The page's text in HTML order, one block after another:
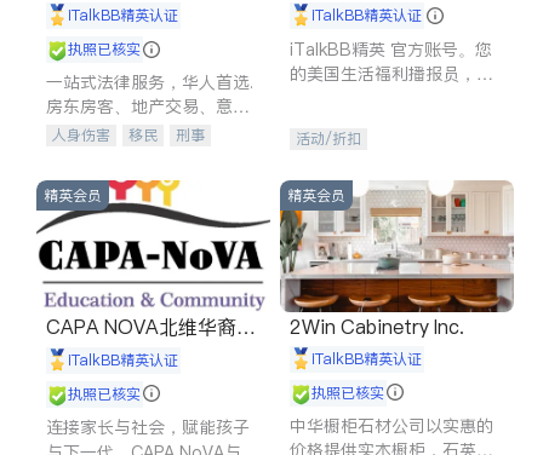
iTalkBB精英认证
执照已核实
一站式法律服务，华人首选.
房东房客、地产交易、意外
伤害、车祸重伤、商业诉
建筑合同、刑事案件全包办
人身伤害 移民
刑事
信托/遗嘱
商业
索赔
律师-其它 保释
iTalkBB精英认证
iTalkBB精英 官方账号。您
的美国生活福利播报员，精
专属福利。
活动/折扣
精英会员
CAPA NOVA北维华裔家
长会iTalkBB精英认证
执照已核实
连接家长与社会，赋能孩子
精英会员
2Win Cabinetry Inc.
iTalkBB精英认证
执照已核实
中华橱柜石材公司以实惠的
价格提供实木橱柜，石英石